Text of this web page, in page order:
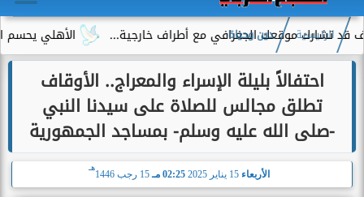
الأهلي يحسم الجدل موقعك الجغرافي مع أطراف خارجية...
الرئيسية دين وحياة
احتفالاً بليلة الإسراء والمعراج.. الأوقاف
تطلق مجالس للصلاة على سيدنا النبي
-صلى الله عليه وسلم- بمساجد الجمهورية
الأربعاء 15 يناير 2025 02:25 مـ 15 رجب 1446
هـ